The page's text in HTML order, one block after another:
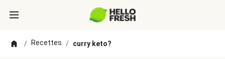
/ Recettes / curry keto?